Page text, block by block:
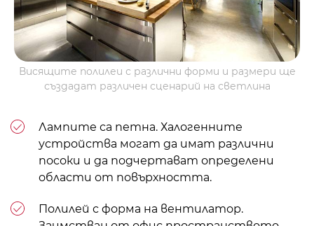
Висящите полилеи с различни форми и размери ще
създадат различен сценарий на светлина
Лампите са петна. Халогенните
устройства могат да имат различни
посоки и да подчертават определени
области от повърхността.
Полилей с форма на вентилатор.